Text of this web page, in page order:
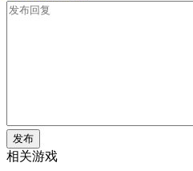
发布
相关游戏